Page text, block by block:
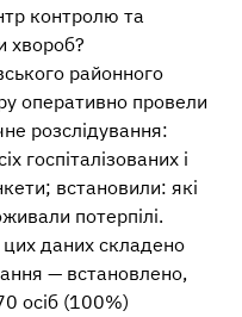
контролю та
хвороб?
районного
оперативно провели
розслідування:
госпіталізованих і
встановили: які
потерпілі.
даних складено
— встановлено,
осіб (100%)